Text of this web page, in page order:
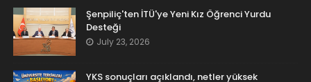
Şenpiliç'ten İTÜ'ye Yeni Kız Öğrenci Yurdu
Desteği
July 23, 2026
YKS sonuçları açıklandı, netler yüksek